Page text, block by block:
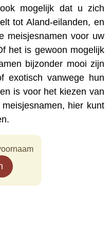
mogelijk dat u zich
tot Aland-eilanden, en
meisjesnamen voor uw
het is gewoon mogelijk
bijzonder mooi zijn
exotisch vanwege hun
is voor het kiezen van
hier kunt